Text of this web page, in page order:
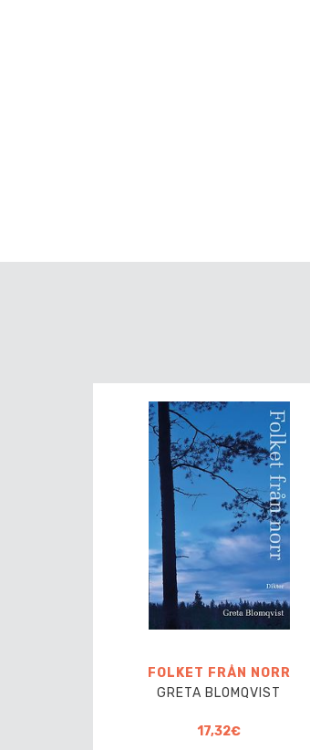
FOLKET FRÅN NORR
GRETA BLOMQVIST
17,32€